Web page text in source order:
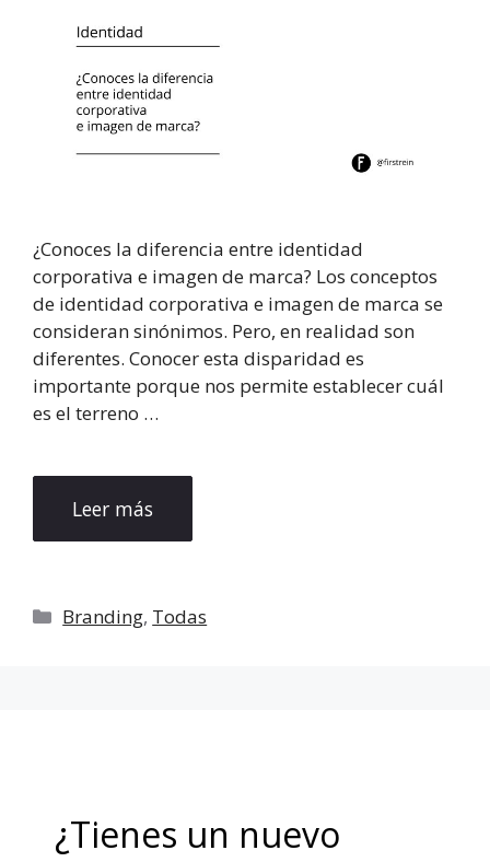
¿Conoces la diferencia entre identidad
corporativa e imagen de marca? Los conceptos
de identidad corporativa e imagen de marca se
consideran sinónimos. Pero, en realidad son
diferentes. Conocer esta disparidad es
importante porque nos permite establecer cuál
es el terreno …
Leer más
Categorías
Branding, Todas
¿Tienes un nuevo